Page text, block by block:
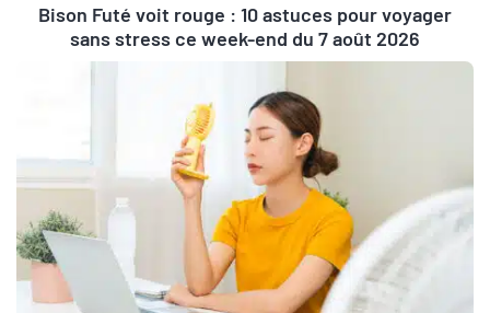
Bison Futé voit rouge : 10 astuces pour voyager
sans stress ce week-end du 7 août 2026